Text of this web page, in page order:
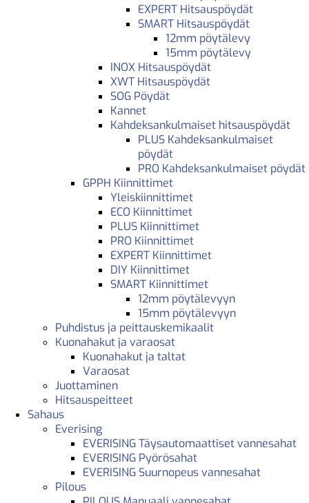
EXPERT Hitsauspöydät
SMART Hitsauspöydät
12mm pöytälevy
15mm pöytälevy
INOX Hitsauspöydät
XWT Hitsauspöydät
SOG Pöydät
Kannet
Kahdeksankulmaiset hitsauspöydät
PLUS Kahdeksankulmaiset
pöydät
PRO Kahdeksankulmaiset pöydät
GPPH Kiinnittimet
Yleiskiinnittimet
ECO Kiinnittimet
PLUS Kiinnittimet
PRO Kiinnittimet
EXPERT Kiinnittimet
DIY Kiinnittimet
SMART Kiinnittimet
12mm pöytälevyyn
15mm pöytälevyyn
Puhdistus ja peittauskemikaalit
Kuonahakut ja varaosat
Kuonahakut ja taltat
Varaosat
Juottaminen
Hitsauspeitteet
Sahaus
Everising
EVERISING Täysautomaattiset vannesahat
EVERISING Pyörösahat
EVERISING Suurnopeus vannesahat
Pilous